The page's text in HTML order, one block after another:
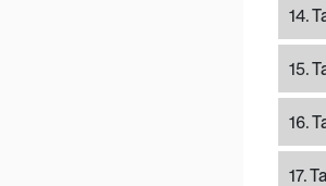
14.
15.
16.
17.